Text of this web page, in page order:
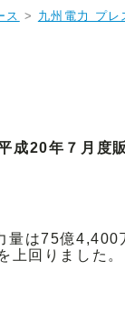
ス > 九州電力 プレ
成20年７月度
は75億4,400
上回りました。